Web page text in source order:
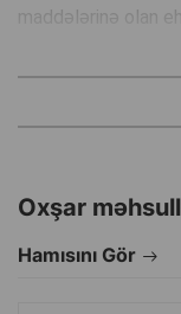
maddələrinə olan
qranulların
məhdudlaşdırır
Oxşar
Hamısını Gör